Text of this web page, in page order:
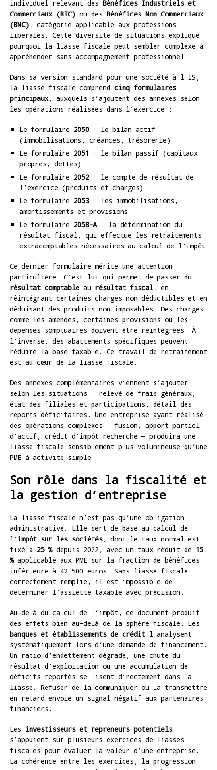
individuel relevant des Bénéfices Industriels et
Commerciaux (BIC) ou des Bénéfices Non Commerciaux
(BNC) , catégorie applicable aux professions
libérales. Cette diversité de situations explique
pourquoi la liasse fiscale peut sembler complexe à
appréhender sans accompagnement professionnel.
Dans sa version standard pour une société à l’IS,
la liasse fiscale comprend cinq formulaires
principaux, auxquels s’ajoutent des annexes selon
les opérations réalisées dans l’exercice :
Le formulaire 2050 : le bilan actif
(immobilisations, créances, trésorerie)
Le formulaire 2051
: le bilan passif (capitaux
propres, dettes)
Le formulaire 2052 : le compte de résultat de
l’exercice (produits et charges)
Le formulaire 2053 : les immobilisations,
amortissements et provisions
Le formulaire 2058-A: la détermination du
résultat fiscal, qui effectue les retraitements
extracomptables nécessaires au calcul de l’impôt
Ce dernier formulaire mérite une attention
particulière. C’est lui qui permet de passer du
résultat comptable au résultat fiscal, en
réintégrant certaines charges non déductibles et en
déduisant des produits non imposables. Des charges
comme les amendes, certaines provisions ou les
dépenses somptuaires doivent être réintégrées. À
l’inverse, des abattements spécifiques peuvent
réduire la base taxable. Ce travail de retraitement
est au cœur de la liasse fiscale.
Des annexes complémentaires viennent s’ajouter
selon les situations : relevé de frais généraux,
état des filiales et participations, détail des
reports déficitaires. Une entreprise ayant réalisé
des opérations complexes — fusion, apport partiel
d’actif, crédit d’impôt recherche — produira une
liasse fiscale sensiblement plus volumineuse qu’une
PME à activité simple.
Son rôle dans la fiscalité et
la gestion d’entreprise
La liasse fiscale n’est pas qu’une obligation
administrative. Elle sert de base au calcul de
l’impôt sur les sociétés, dont le taux normal est
fixé à 25 %depuis 2022, avec un taux réduit de 15
%applicable aux PME sur la fraction de bénéfices
inférieure à 42 500 euros. Sans liasse fiscale
correctement remplie, il est impossible de
déterminer l’assiette taxable avec précision.
Au-delà du calcul de l’impôt, ce document produit
des effets bien au-delà de la sphère fiscale. Les
banques et établissements de crédit l’analysent
systématiquement lors d’une demande de financement.
Un ratio d’endettement dégradé, une chute du
résultat d’exploitation ou une accumulation de
déficits reportés se lisent directement dans la
liasse. Refuser de la communiquer ou la transmettre
en retard envoie un signal négatif aux partenaires
financiers.
Les investisseurs et repreneurs potentiels
s’appuient sur plusieurs exercices de liasses
fiscales pour évaluer la valeur d’une entreprise.
La cohérence entre les exercices, la progression